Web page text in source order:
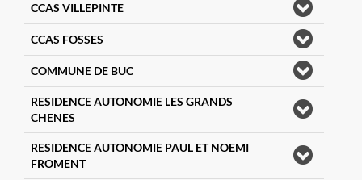
CCAS VILLEPINTE
CCAS FOSSES
COMMUNE DE BUC
RESIDENCE AUTONOMIE LES GRANDS
CHENES
RESIDENCE AUTONOMIE PAUL ET NOEMI
FROMENT